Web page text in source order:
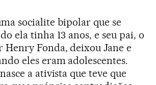
socialite bipolar que se
ela tinha 13 anos, e seu pai, o
Henry Fonda, deixou Jane e
eles eram adolescentes.
a ativista que teve que